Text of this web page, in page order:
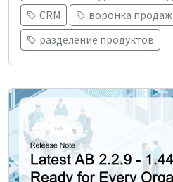
CRM
воронка продаж
разделение продуктов